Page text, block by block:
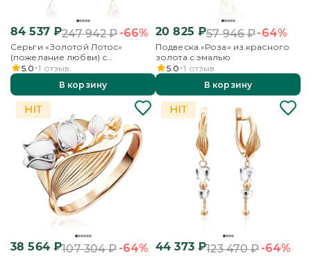
84 537₽247 942₽-66%
Серьги «Золотой Лотос»
(пожелание любви) с
английским замком из
комбинированного золота с
гранатом, бесцветными
топазами и эмалью
5.0 1 отзыв
В корзину
20 825 ₽57 946₽-64%
Подвеска «Роза» из красного
золота с эмалью
5.0 1 отзыв
В корзину
38 564₽107 304₽-64% 44 373₽123 470₽-64%